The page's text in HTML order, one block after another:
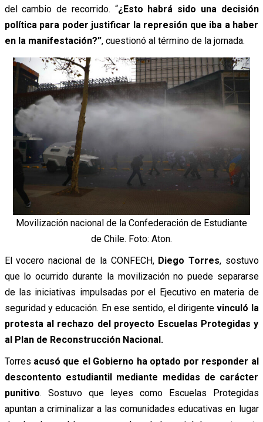
del cambio de recorrido. “¿Esto habrá sido una decisión
política para poder justificar la represión que iba a haber
en la manifestación?”, cuestionó al término de la jornada.
Movilización nacional de la Confederación de Estudiante
de Chile. Foto: Aton.
El vocero nacional de la CONFECH, Diego Torres, sostuvo
que lo ocurrido durante la movilización no puede separarse
de las iniciativas impulsadas por el Ejecutivo en materia de
seguridad y educación. En ese sentido, el dirigentevinculó la
protesta al rechazo del proyecto Escuelas Protegidas y
al Plan de Reconstrucción Nacional.
Torres acusó que el Gobierno ha optado por responder al
descontento estudiantil mediante medidas de carácter
punitivo. Sostuvo que leyes como Escuelas Protegidas
apuntan a criminalizar a las comunidades educativas en lugar